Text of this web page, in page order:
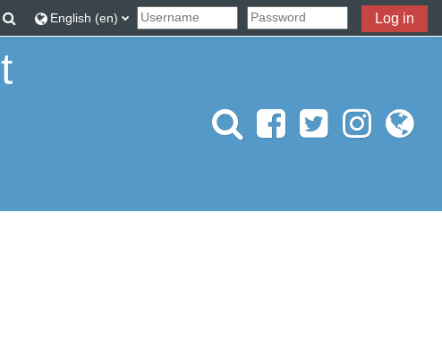
Toggle search input
English ‎(en)‎ Log in